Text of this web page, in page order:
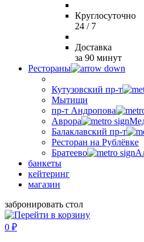
Круглосуточно
24 / 7
Доставка
за 90 минут
Рестораны
Кутузовский пр-т
Мытищи
пр-т Андропова
Аврора
Балаклавский пр-т
Ресторан на Рублёвке
Братеево
банкеты
кейтеринг
магазин
забронировать стол
0 ₽